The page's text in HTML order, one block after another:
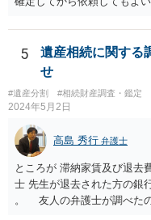
5
遺産相続に関する
せ
#遺産分割 #相続財産調査・鑑定
2024年5月2日
高島 秀行 弁護士
ところが 滞納家賃及び退去
士 先生が退去された方の銀
。 友人の弁護士が調べた